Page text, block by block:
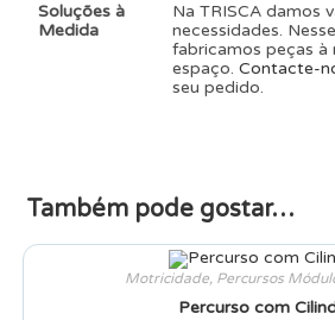
Soluções à
Medida
Na TRISCA damos
necessidades.
fabricamos peças à
espaço.Contacte-
seu pedido.
Também pode gostar…
Motricidade, Percursos
Percurso com